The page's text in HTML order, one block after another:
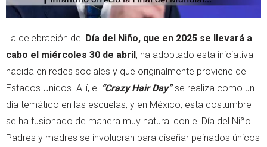
La celebración del Día del Niño, que en 2025 se llevará a
cabo el miércoles 30 de abril, ha adoptado esta iniciativa
nacida en redes sociales y que originalmente proviene de
Estados Unidos. Allí, el “Crazy Hair Day”se realiza como un
día temático en las escuelas, y en México, esta costumbre
se ha fusionado de manera muy natural con el Día del Niño.
Padres y madres se involucran para diseñar peinados únicos